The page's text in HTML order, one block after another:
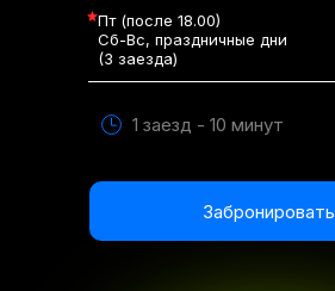
Пт (после 18.00)
Сб-Вс, праздничные дни
(3 заезда)
1 заезд - 10 минут
Забронировать